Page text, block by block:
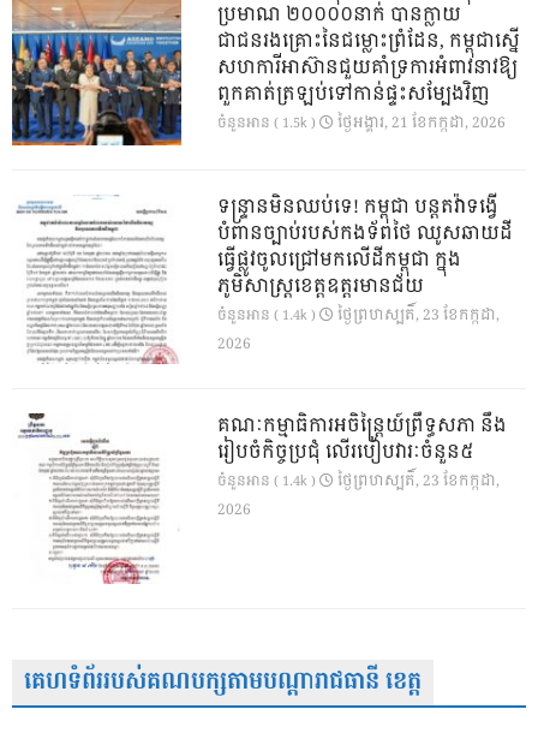
ប្រមាណ ២០០០០នាក់ បានក្លាយ
ជាជនរងគ្រោះនៃជម្លោះព្រំដែន, កម្ពុជាស្នើ
សហការីអាស៊ានជួយគាំទ្រការអំពាវនាវឱ្យ
ពួកគាត់ត្រឡប់ទៅកាន់ផ្ទះសម្បែងវិញ
ចំនួនអាន ( 1.5k ) ថ្ងៃ​អង្គារ, 21 ខែ​កក្កដា, 2026
ទន្ទ្រានមិនឈប់ទេ! កម្ពុជា បន្តតវ៉ាទង្វើ
បំពានច្បាប់របស់កងទ័ពថៃ ឈូសឆាយដី
ធ្វើផ្លូវចូលជ្រៅមកលើដីកម្ពុជា ក្នុង
ភូមិសាស្ត្រខេត្តឧត្តរមានជ័យ
ចំនួនអាន ( 1.4k )
ថ្ងៃ​ព្រហស្បតិ៍, 23 ខែ​កក្កដា,
2026
គណៈកម្មាធិការអចិន្ត្រៃយ៍ព្រឹទ្ធសភា នឹង
រៀបចំកិច្ចប្រជុំ លើរបៀបវារៈចំនួន៥
ចំនួនអាន ( 1.4k )
ថ្ងៃ​ព្រហស្បតិ៍, 23 ខែ​កក្កដា,
2026
គេហទំព័ររបស់គណបក្សតាមបណ្តារាជធានី ខេត្ត